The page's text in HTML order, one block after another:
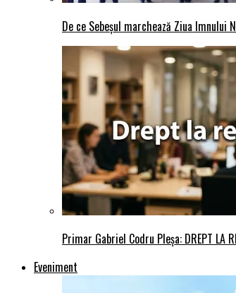
De ce Sebeșul marchează Ziua
Primar Gabriel Codru Pleșa: DREPT
Eveniment